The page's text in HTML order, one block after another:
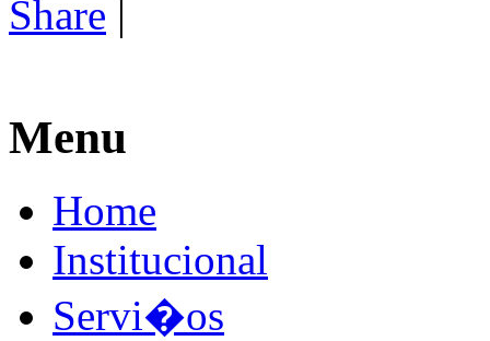
Share |
Menu
Home
Institucional
Servi�os